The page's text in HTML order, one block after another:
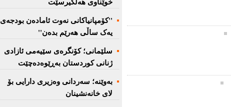
خوێناوی هەڵگیرسێت
''کۆمپانیاکانی نەوت ئامادەن بودجەی
یەک ساڵی هەرێم بدەن''
سلێمانی؛ كۆنگرەی سێیەمی ئازادی
ژنانی كوردستان بەڕێوەدەچێت
بەوێنە؛ سەردانی وەزیری دارایی بۆ
لای خانەنشینان